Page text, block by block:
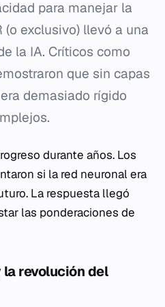
para manejar la
(o exclusivo) llevó a una
la IA. Críticos como
que sin capas
demasiado rígido
durante años. Los
si la red neuronal era
La respuesta llegó
las ponderaciones de
revolución del